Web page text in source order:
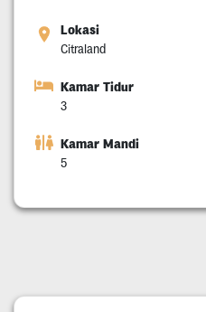
Lokasi
Citraland
Kamar Tidur
3
Kamar Mandi
5